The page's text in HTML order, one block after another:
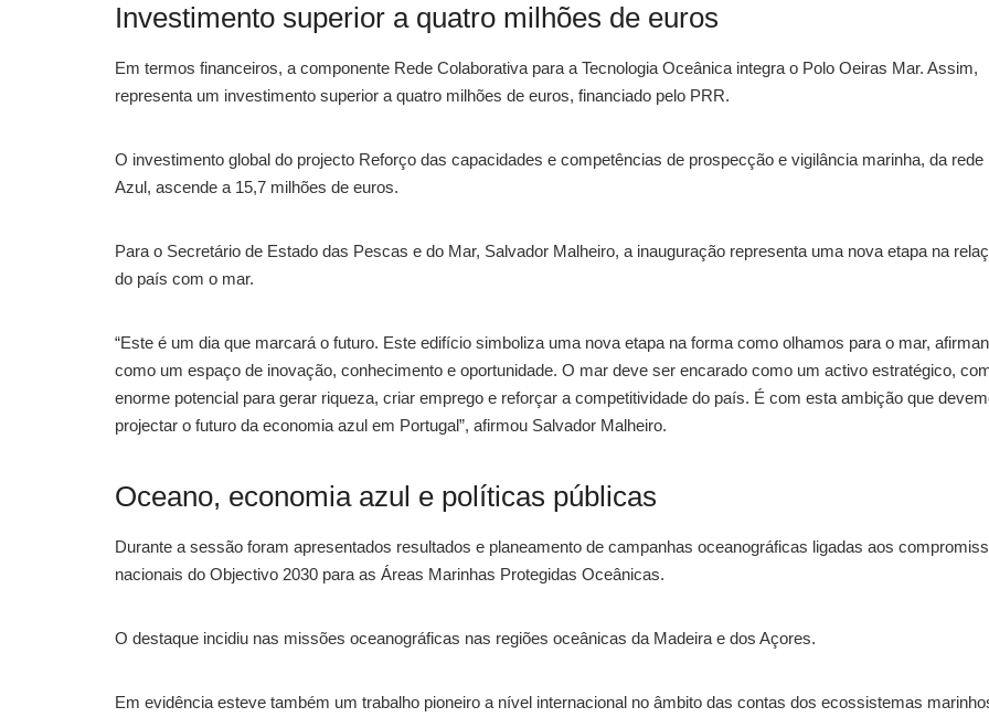
Investimento superior a quatro milhões de euros
Em termos financeiros, a componente Rede Colaborativa para a Tecnologia Oceânica integra o Polo Oeiras Mar. Assim,
representa um investimento superior a quatro milhões de euros, financiado pelo PRR.
O investimento global do projecto Reforço das capacidades e competências de prospecção e vigilância marinha, da rede
Azul, ascende a 15,7 milhões de euros.
Para o Secretário de Estado das Pescas e do Mar, Salvador Malheiro, a inauguração representa uma nova etapa na
do país com o mar.
“Este é um dia que marcará o futuro. Este edifício simboliza uma nova etapa na forma como olhamos para o mar,
como um espaço de inovação, conhecimento e oportunidade. O mar deve ser encarado como um activo estratégico,
enorme potencial para gerar riqueza, criar emprego e reforçar a competitividade do país. É com esta ambição que
projectar o futuro da economia azul em Portugal”, afirmou Salvador Malheiro.
Oceano, economia azul e políticas públicas
Durante a sessão foram apresentados resultados e planeamento de campanhas oceanográficas ligadas aos
nacionais do Objectivo 2030 para as Áreas Marinhas Protegidas Oceânicas.
O destaque incidiu nas missões oceanográficas nas regiões oceânicas da Madeira e dos Açores.
Em evidência esteve também um trabalho pioneiro a nível internacional no âmbito das contas dos ecossistemas